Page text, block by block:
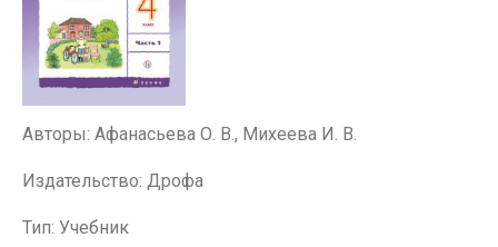
Авторы: Афанасьева О. В., Михеева И. В.
Издательство: Дрофа
Тип: Учебник